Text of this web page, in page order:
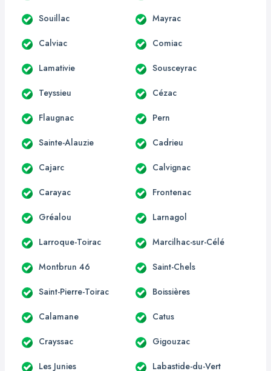
Souillac Mayrac
Calviac Comiac
Lamativie Sousceyrac
Teyssieu Cézac
Flaugnac Pern
Sainte-Alauzie Cadrieu
Cajarc Calvignac
Carayac Frontenac
Gréalou Larnagol
Larroque-Toirac Marcilhac-sur-Célé
Montbrun 46 Saint-Chels
Saint-Pierre-Toirac Boissières
Calamane Catus
Crayssac Gigouzac
Les Junies Labastide-du-Vert